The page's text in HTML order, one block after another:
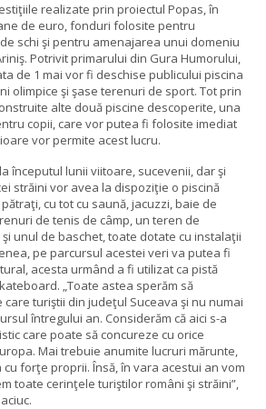
realizate prin proiectul Popas, în
de euro, fonduri folosite pentru
schi şi pentru amenajarea unui domeniu
Potrivit primarului din Gura Humorului,
de 1 mai vor fi deschise publicului piscina
olimpice şi şase terenuri de sport. Tot prin
alte două piscine descoperite, una
copii, care vor putea fi folosite imediat
vor permite acest lucru.
începutul lunii viitoare, sucevenii, dar şi
străini vor avea la dispoziţie o piscină
cu tot cu saună, jacuzzi, baie de
de tenis de câmp, un teren de
unul de baschet, toate dotate cu instalaţii
pe parcursul acestei veri va putea fi
acesta urmând a fi utilizat ca pistă
„Toate astea sperăm să
turiştii din judeţul Suceava şi nu numai
întregului an. Considerăm că aici s-a
care poate să concureze cu orice
Mai trebuie anumite lucruri mărunte,
forţe proprii. Însă, în vara acestui an vom
toate cerinţele turiştilor români şi străini”,